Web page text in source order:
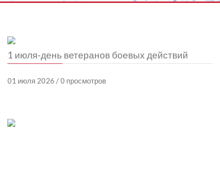
1 июля-день ветеранов боевых действий
01 июля 2026 / 0 просмотров